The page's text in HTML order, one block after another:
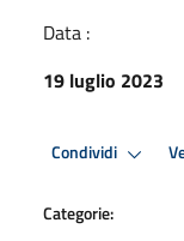
Data :
19 luglio 2023
Condividi
Categorie: